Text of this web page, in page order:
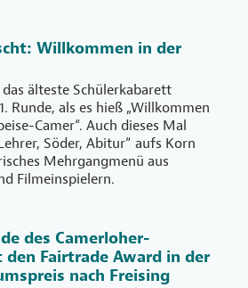
Willkommen in der
älteste Schülerkabarett
Runde, als es hieß „Willkommen
Camer“. Auch dieses Mal
Söder, Abitur“ aufs Korn
Mehrgangmenü aus
Filmeinspielern.
des Camerloher-
Fairtrade Award in der
nach Freising